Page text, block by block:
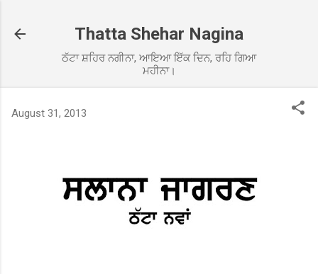
Thatta Shehar Nagina
ਠੱਟਾ ਸ਼ਹਿਰ ਨਗੀਨਾ, ਆਇਆ ਇੱਕ ਦਿਨ, ਰਹਿ ਗਿਆ
ਮਹੀਨਾ।
August 31, 2013